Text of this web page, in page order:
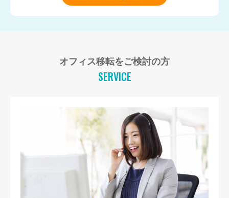
オフィス移転をご検討の方
SERVICE